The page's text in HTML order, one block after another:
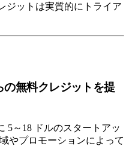
ジットは実質的にトライア
無料クレジットを提
5～18 ドルのスタートアッ
やプロモーションによって